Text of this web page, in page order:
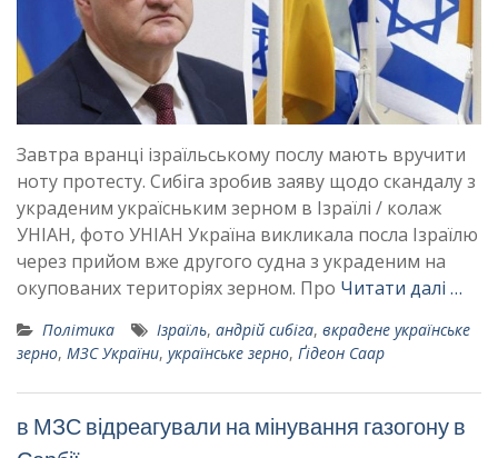
Завтра вранці ізраїльському послу мають вручити
ноту протесту. Сибіга зробив заяву щодо скандалу з
украденим україсньким зерном в Ізраїлі / колаж
УНІАН, фото УНІАН Україна викликала посла Ізраїлю
через прийом вже другого судна з украденим на
окупованих територіях зерном. Про Читати далі …
Політика Ізраїль, андрій сибіга, вкрадене українське
зерно, МЗС України, українське зерно, Ґідеон Саар
в МЗС відреагували на мінування газогону в